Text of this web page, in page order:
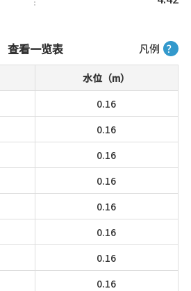
凡例 ？
查看一览表
水位（m）
0.16
0.16
0.16
0.16
0.16
0.16
0.16
0.16